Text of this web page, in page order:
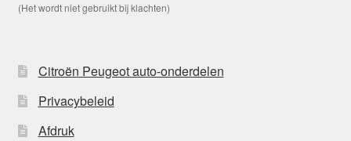
(Het wordt niet gebruikt bij klachten)
Citroën Peugeot auto-onderdelen
Privacybeleid
Afdruk